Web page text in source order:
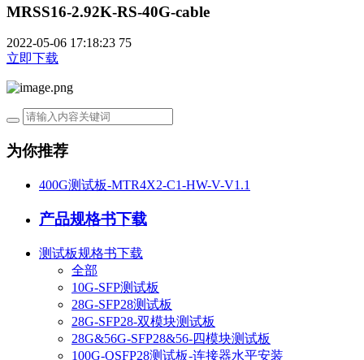
MRSS16-2.92K-RS-40G-cable
2022-05-06 17:18:23 75
立即下载
为你推荐
400G测试板-MTR4X2-C1-HW-V-V1.1
产品规格书下载
测试板规格书下载
全部
10G-SFP测试板
28G-SFP28测试板
28G-SFP28-双模块测试板
28G&56G-SFP28&56-四模块测试板
100G-QSFP28测试板-连接器水平安装